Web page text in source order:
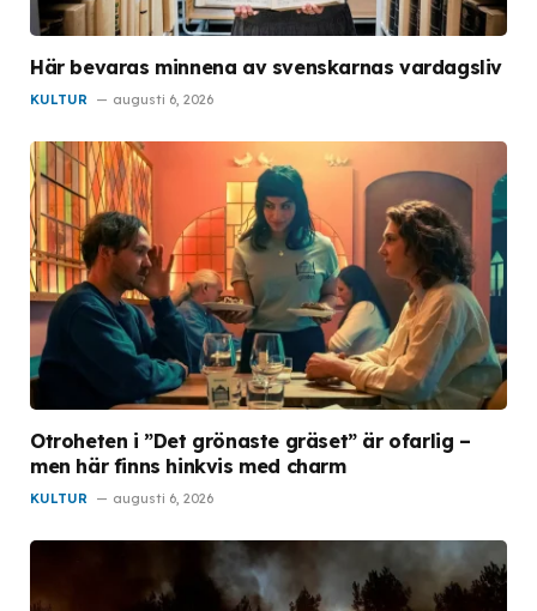
Här bevaras minnena av svenskarnas vardagsliv
KULTUR augusti 6, 2026
Otroheten i ”Det grönaste gräset” är ofarlig –
men här finns hinkvis med charm
KULTUR augusti 6, 2026